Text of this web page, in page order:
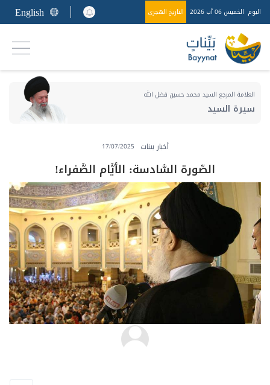
اليوم الخميس 06 آب 2026 التاريخ الهجري English
العلامة المرجع السيد محمد حسين فضل الله
سيرة السيد
أخبار بينات 17/07/2025
الصّورة السَّادسة: الأيَّام الصَّفراء!